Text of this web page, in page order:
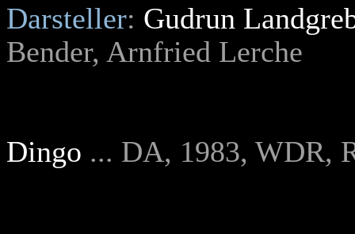
Darsteller: Gudrun
Bender, Arnfried Lerche
Dingo ... DA, 1983, WDR,